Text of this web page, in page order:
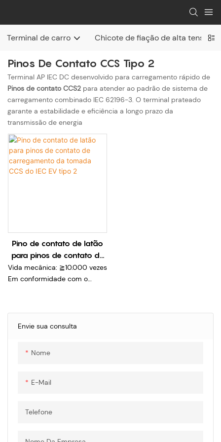
Terminal de carro Chicote de fiação de alta tensão
Pinos De Contato CCS Tipo 2
Terminal AP IEC DC desenvolvido para carregamento rápido de
Pinos de contato CCS2 para atender ao padrão de sistema de
carregamento combinado IEC 62196-3. O terminal prateado
garante a estabilidade e eficiência a longo prazo da
transmissão de energia
Envie sua consulta
Nome
E-Mail
Telefone
Pino de contato de latão
para pinos de contato de
carregamento da tomada
CCS do IEC EV tipo 2
Vida mecânica: ≧10.000 vezes
Em conformidade com o
IEC62196-3
Alta ampacidade e aumento